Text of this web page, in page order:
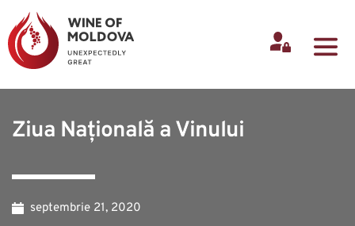
Ziua Națională a Vinului
septembrie 21, 2020